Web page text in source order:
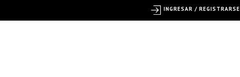
INGRESAR / REGISTRARSE